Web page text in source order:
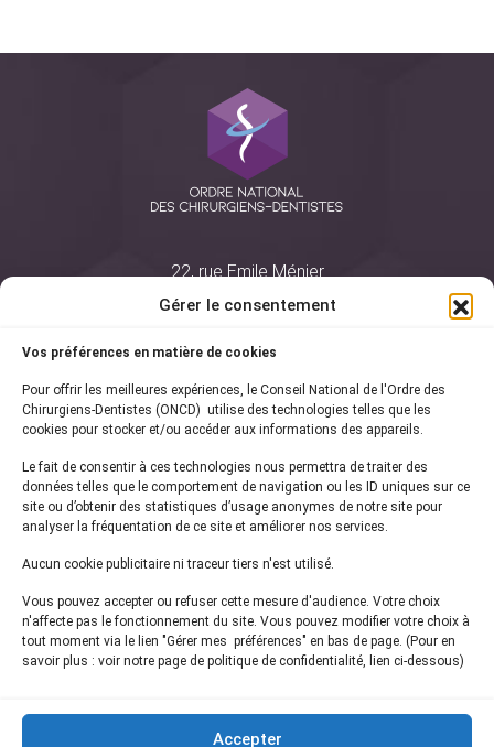
Gérer le consentement
Vos préférences en matière de cookies
Pour offrir les meilleures expériences, le Conseil National de l'Ordre des
Chirurgiens-Dentistes (ONCD) utilise des technologies telles que les
cookies pour stocker et/ou accéder aux informations des appareils.
Le fait de consentir à ces technologies nous permettra de traiter des
données telles que le comportement de navigation ou les ID uniques sur ce
site ou d’obtenir des statistiques d’usage anonymes de notre site pour
analyser la fréquentation de ce site et améliorer nos services.
Aucun cookie publicitaire ni traceur tiers n'est utilisé.
Vous pouvez accepter ou refuser cette mesure d'audience. Votre choix
n'affecte pas le fonctionnement du site. Vous pouvez modifier votre choix à
tout moment via le lien "Gérer mes préférences" en bas de page. (Pour en
savoir plus : voir notre page de politique de confidentialité, lien ci-dessous)
Accepter
22, rue Emile Ménier
75761 Paris Cedex 16
01 44 34 78 80
courrier@oncd.org
Actualités
Presse
Informations légales
Plan du site
Inscrivez-vous à notrenewsletter